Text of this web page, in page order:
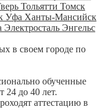
Тольятти Томск
Уфа Ханты-Мансийск
Электросталь Энгельс
в своем городе по
обученные
24 до 40 лет.
аттестацию в